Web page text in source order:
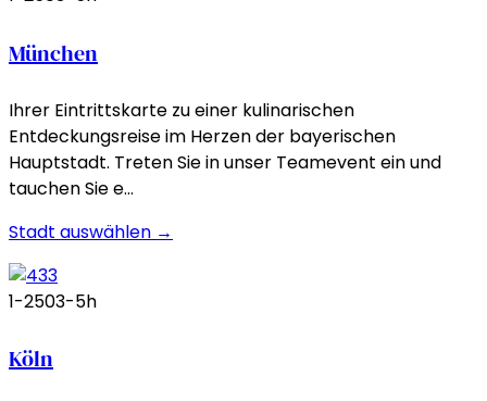
München
Ihrer Eintrittskarte zu einer kulinarischen
Entdeckungsreise im Herzen der bayerischen
Hauptstadt. Treten Sie in unser Teamevent ein und
tauchen Sie e…
Stadt auswählen →
1-2503-5h
Köln